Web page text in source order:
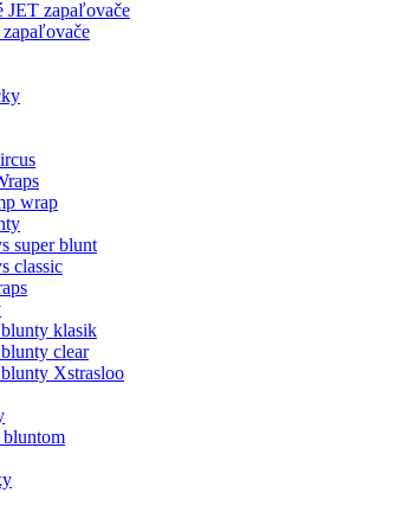
JET zapaľovače
wrap
super blunt
classic
klasik
clear
Xstrasloo
bluntom